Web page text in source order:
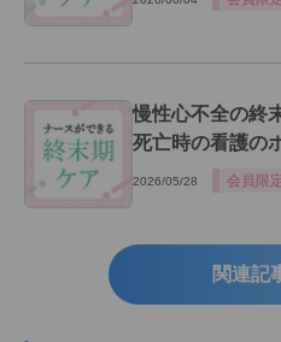
慢性心不全の終
死亡時の看護の
2026/05/28 会員限
関連記